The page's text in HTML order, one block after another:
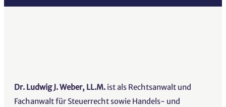
Dr. Ludwig J. Weber, LL.M. ist als Rechtsanwalt und
Fachanwalt für Steuerrecht sowie Handels- und